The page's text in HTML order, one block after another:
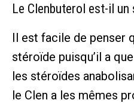
Le Clenbuterol est-il un
Il est facile de penser
stéroïde puisqu’il a
les stéroïdes
le Clen a les mêmes